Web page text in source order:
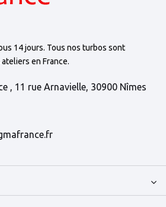
14 jours. Tous nos turbos sont
en France.
, 11 rue Arnavielle, 30900 Nîmes